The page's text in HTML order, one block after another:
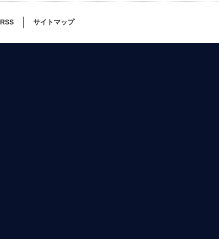
RSS サイトマップ